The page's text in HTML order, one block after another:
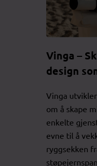
Vinga –
design
Vinga
om å skape
enkelte
evne til å
ryggsekken